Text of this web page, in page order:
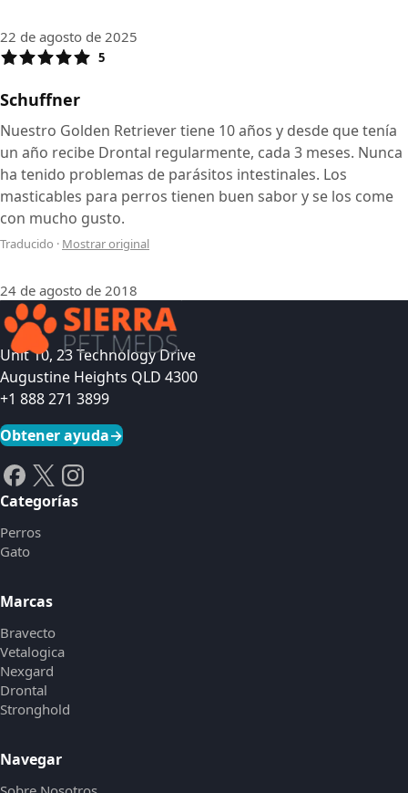
22 de agosto de 2025
5
Schuffner
Nuestro Golden Retriever tiene 10 años y desde que tenía
un año recibe Drontal regularmente, cada 3 meses. Nunca
ha tenido problemas de parásitos intestinales. Los
masticables para perros tienen buen sabor y se los come
con mucho gusto.
Traducido · Mostrar original
24 de agosto de 2018
Unit 10, 23 Technology Drive
Augustine Heights QLD 4300
+1 888 271 3899
Obtener ayuda→
Categorías
Perros
Gato
Marcas
Bravecto
Vetalogica
Nexgard
Drontal
Stronghold
Navegar